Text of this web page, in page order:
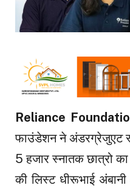
Reliance
फाउंडेशन ने अंडरग्रेजुएट
5 हजार स्नातक छात्रो
की लिस्ट धीरूभाई